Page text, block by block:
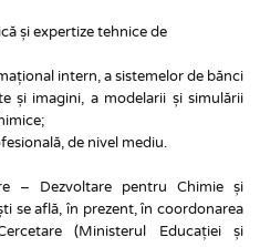
și expertize tehnice de
intern, a sistemelor de bănci
și imagini, a modelarii și simulării
de nivel mediu.
– Dezvoltare pentru Chimie și
se află, în prezent, în coordonarea
(Ministerul Educației și